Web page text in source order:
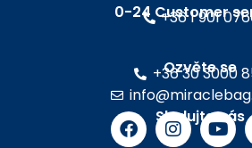
0-24 Customer
+36 1 901
Ozvěte se
+36 30 3000
Sledujte nás